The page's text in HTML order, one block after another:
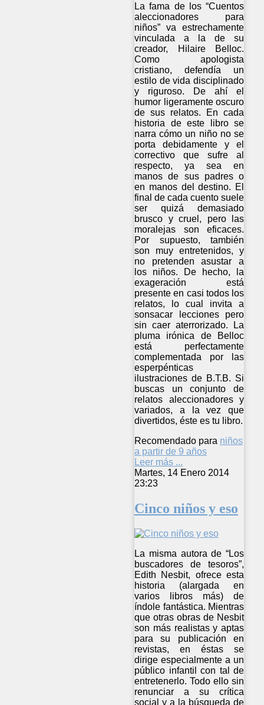
La fama de los “Cuentos
aleccionadores para
niños” va estrechamente
vinculada a la de su
creador, Hilaire Belloc.
Como apologista
cristiano, defendía un
estilo de vida disciplinado
y riguroso. De ahí el
humor ligeramente oscuro
de sus relatos. En cada
historia de este libro se
narra cómo un niño no se
porta debidamente y el
correctivo que sufre al
respecto, ya sea en
manos de sus padres o
en manos del destino. El
final de cada cuento suele
ser quizá demasiado
brusco y cruel, pero las
moralejas son eficaces.
Por supuesto, también
son muy entretenidos, y
no pretenden asustar a
los niños. De hecho, la
exageración está
presente en casi todos los
relatos, lo cual invita a
sonsacar lecciones pero
sin caer aterrorizado. La
pluma irónica de Belloc
está perfectamente
complementada por las
esperpénticas
ilustraciones de B.T.B. Si
buscas un conjunto de
relatos aleccionadores y
variados, a la vez que
divertidos, éste es tu libro.
Recomendado para niños
a partir de 9 años
Leer más ...
Martes, 14 Enero 2014
23:23
Cinco niños y eso
La misma autora de “Los
buscadores de tesoros”,
Edith Nesbit, ofrece esta
historia (alargada en
varios libros más) de
índole fantástica. Mientras
que otras obras de Nesbit
son más realistas y aptas
para su publicación en
revistas, en éstas se
dirige especialmente a un
público infantil con tal de
entretenerlo. Todo ello sin
renunciar a su crítica
social y a la búsqueda de